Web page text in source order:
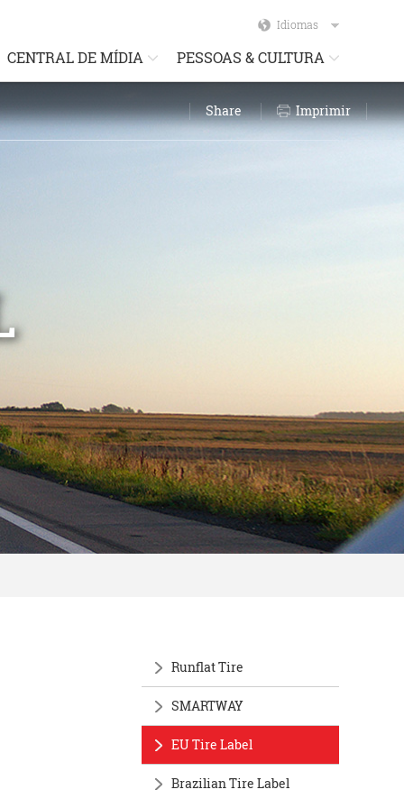
Idiomas
CENTRAL DE MÍDIA PESSOAS & CULTURA
Share Imprimir
Runflat Tire
SMARTWAY
EU Tire Label
Brazilian Tire Label